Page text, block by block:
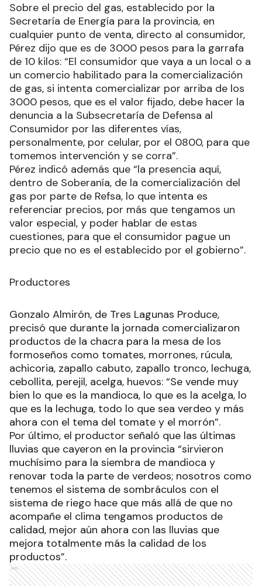
Sobre el precio del gas, establecido por la
Secretaría de Energía para la provincia, en
cualquier punto de venta, directo al consumidor,
Pérez dijo que es de 3000 pesos para la garrafa
de 10 kilos: “El consumidor que vaya a un local o a
un comercio habilitado para la comercialización
de gas, si intenta comercializar por arriba de los
3000 pesos, que es el valor fijado, debe hacer la
denuncia a la Subsecretaría de Defensa al
Consumidor por las diferentes vías,
personalmente, por celular, por el 0800, para que
tomemos intervención y se corra”.
Pérez indicó además que “la presencia aquí,
dentro de Soberanía, de la comercialización del
gas por parte de Refsa, lo que intenta es
referenciar precios, por más que tengamos un
valor especial, y poder hablar de estas
cuestiones, para que el consumidor pague un
precio que no es el establecido por el gobierno”.
Productores
Gonzalo Almirón, de Tres Lagunas Produce,
precisó que durante la jornada comercializaron
productos de la chacra para la mesa de los
formoseños como tomates, morrones, rúcula,
achicoria, zapallo cabuto, zapallo tronco, lechuga,
cebollita, perejil, acelga, huevos: “Se vende muy
bien lo que es la mandioca, lo que es la acelga, lo
que es la lechuga, todo lo que sea verdeo y más
ahora con el tema del tomate y el morrón”.
Por último, el productor señaló que las últimas
lluvias que cayeron en la provincia “sirvieron
muchísimo para la siembra de mandioca y
renovar toda la parte de verdeos; nosotros como
tenemos el sistema de sombráculos con el
sistema de riego hace que más allá de que no
acompañe el clima tengamos productos de
calidad, mejor aún ahora con las lluvias que
mejora totalmente más la calidad de los
productos”.
Ads